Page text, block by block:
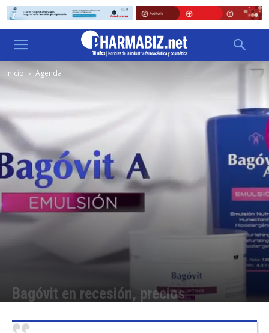
Inicio Agenda
Bagóvit en recesión, precios